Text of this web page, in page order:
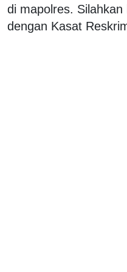
di mapolres.
dengan Kasat